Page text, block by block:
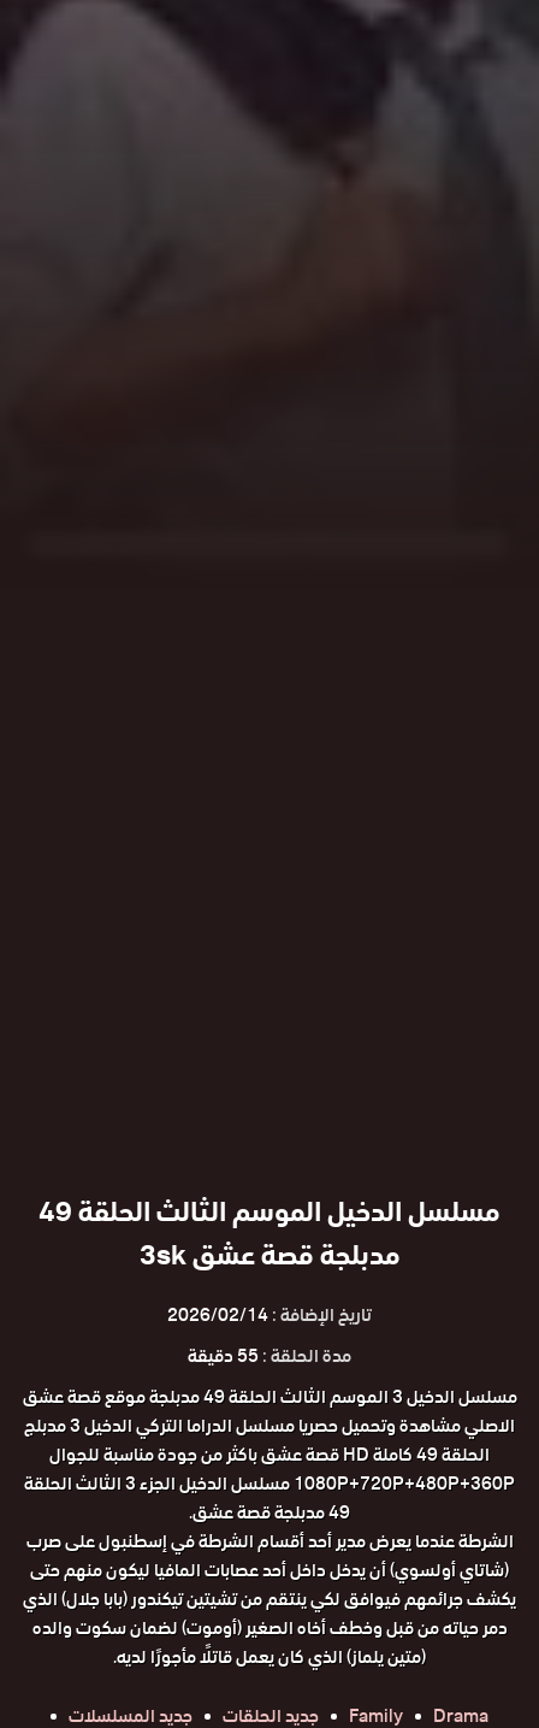
مسلسل الدخيل الموسم الثالث الحلقة 49
مدبلجة قصة عشق 3sk
تاريخ الإضافة :2026/02/14
مدة الحلقة :55 دقيقة
مسلسل الدخيل 3 الموسم الثالث الحلقة 49 مدبلجة موقع قصة عشق
الاصلي مشاهدة وتحميل حصريا مسلسل الدراما التركي الدخيل 3 مدبلج
الحلقة 49 كاملة HD قصة عشق باكثر من جودة مناسبة للجوال
1080P+720P+480P+360P مسلسل الدخيل الجزء 3 الثالث الحلقة
49 مدبلجة قصة عشق.
الشرطة عندما يعرض مدير أحد أقسام الشرطة في إسطنبول على صرب
(شاتاي أولسوي) أن يدخل داخل أحد عصابات المافيا ليكون منهم حتى
يكشف جرائمهم فيوافق لكي ينتقم من تشيتين تيكندور (بابا جلال) الذي
دمر حياته من قبل وخطف أخاه الصغير (أوموت) لضمان سكوت والده
(متين يلماز) الذي كان يعمل قاتلًا مأجورًا لديه.
Drama
Family جديد الحلقات جديد المسلسلات